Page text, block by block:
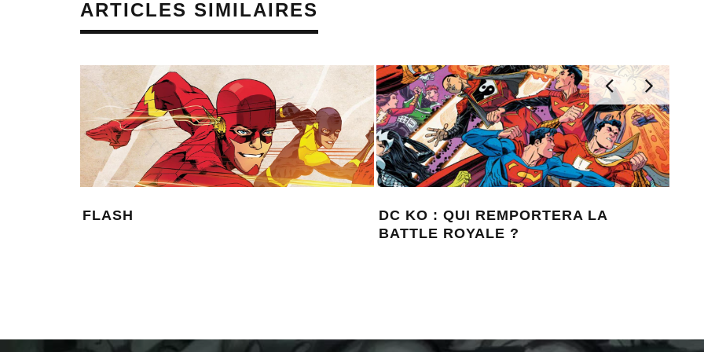
ARTICLES SIMILAIRES
FLASH
DC KO : QUI REMPORTERA LA
BATTLE ROYALE ?